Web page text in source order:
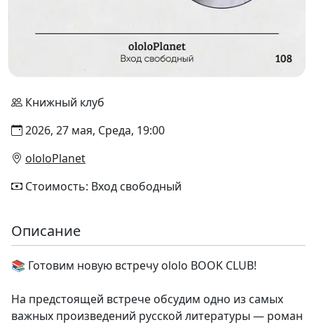
Книжный клуб
2026, 27 мая, Среда, 19:00
ololoPlanet
Стоимость: Вход свободный
Описание
📚 Готовим новую встречу ololo BOOK CLUB!
На предстоящей встрече обсудим одно из самых
важных произведений русской литературы — роман